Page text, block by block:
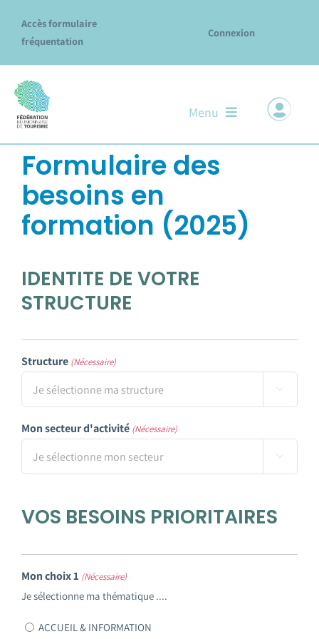
contenu
Accès formulaire
fréquentation
Connexion
Menu
Notre ADN
Nos missions & services
Le réseau des Offices
Explore La Réunion
Évènements
Emploi tourisme
Contact
Formulaire des
besoins en
formation (2025)
IDENTITE DE VOTRE
STRUCTURE
Structure (Nécessaire)

Mon secteur d'activité (Nécessaire)

VOS BESOINS PRIORITAIRES
Mon choix 1 (Nécessaire)
Je sélectionne ma thématique ....
ACCUEIL & INFORMATION